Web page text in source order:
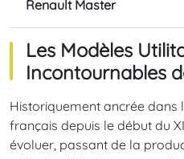
Renault Master
Les Modèles
Incontournables
Historiquement ancrée dans
français depuis le début du
évoluer, passant de la